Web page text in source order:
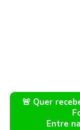
🚨 Quer
Entre